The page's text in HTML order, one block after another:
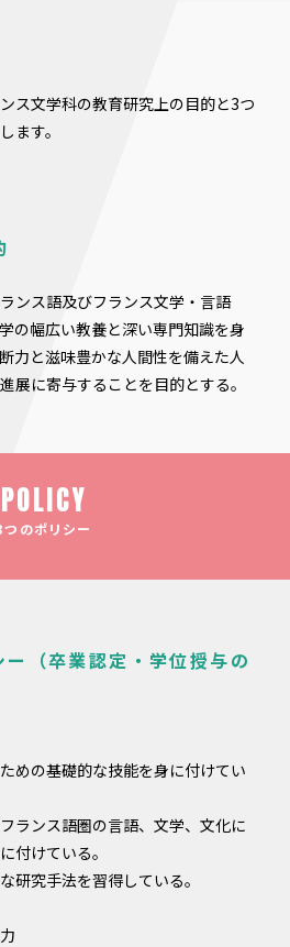
ス文学科の教育研究上の目的と3つ
ます。
ンス語及びフランス文学・言語
の幅広い教養と深い専門知識を身
力と滋味豊かな人間性を備えた人
展に寄与することを目的とする。
POLICY
つのポリシー
（卒業認定・学位授与の
めの基礎的な技能を身に付けてい
ランス語圏の言語、文学、文化に
付けている。
研究手法を習得している。